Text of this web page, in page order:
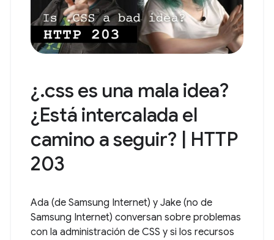
¿.css es una mala idea?
¿Está intercalada el
camino a seguir? | HTTP
203
Ada (de Samsung Internet) y Jake (no de
Samsung Internet) conversan sobre problemas
con la administración de CSS y si los recursos